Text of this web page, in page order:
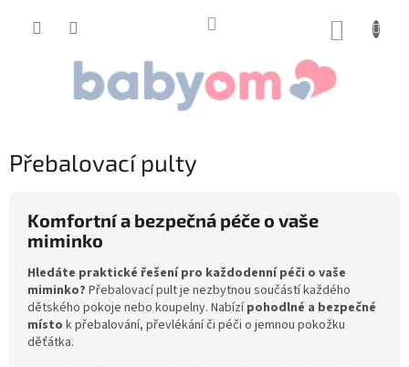
Přebalovací pulty
Komfortní a bezpečná péče o vaše
miminko
Hledáte praktické řešení pro každodenní péči o vaše
miminko? Přebalovací pult je nezbytnou součástí každého
dětského pokoje nebo koupelny. Nabízípohodlné a bezpečné
místo k přebalování, převlékání či péči o jemnou pokožku
děťátka.